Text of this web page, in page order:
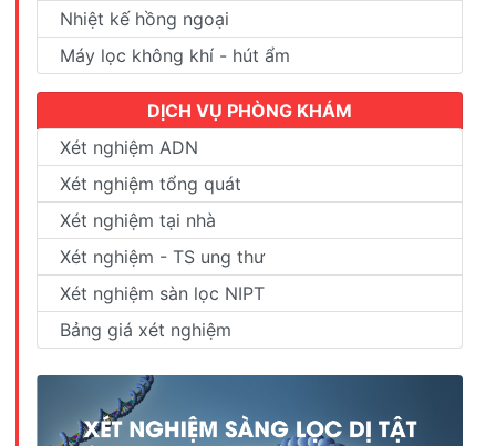
Nhiệt kế hồng ngoại
Máy lọc không khí - hút ẩm
DỊCH VỤ PHÒNG KHÁM
Xét nghiệm ADN
Xét nghiệm tổng quát
Xét nghiệm tại nhà
Xét nghiệm - TS ung thư
Xét nghiệm sàn lọc NIPT
Bảng giá xét nghiệm